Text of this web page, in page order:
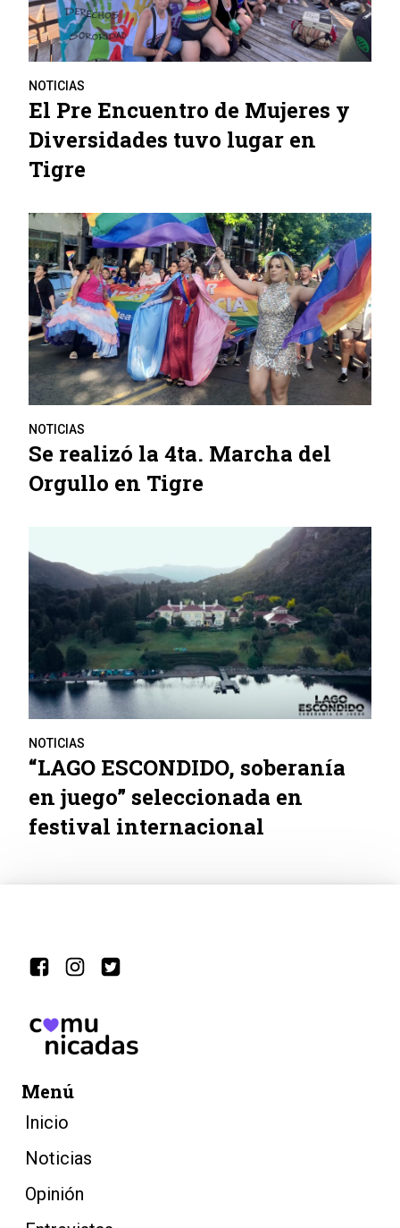
NOTICIAS
El Pre Encuentro de Mujeres y
Diversidades tuvo lugar en
Tigre
NOTICIAS
Se realizó la 4ta. Marcha del
Orgullo en Tigre
NOTICIAS
“LAGO ESCONDIDO, soberanía
en juego” seleccionada en
festival internacional
Menú
Inicio
Noticias
Opinión